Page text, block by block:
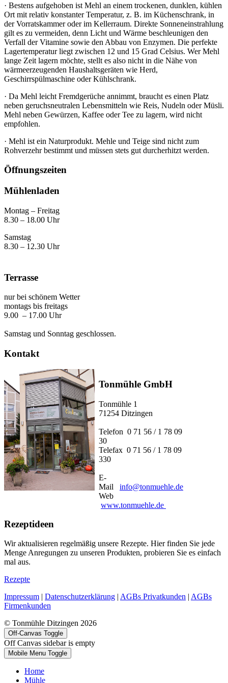
· Bestens aufgehoben ist Mehl an einem trockenen, dunklen, kühlen
Ort mit relativ konstanter Temperatur, z. B. im Küchenschrank, in
der Vorratskammer oder im Kellerraum. Direkte Sonneneinstrahlung
gilt es zu vermeiden, denn Licht und Wärme beschleunigen den
Verfall der Vitamine sowie den Abbau von Enzymen. Die perfekte
Lagertemperatur liegt zwischen 12 und 15 Grad Celsius. Wer Mehl
lange Zeit lagern möchte, stellt es also nicht in die Nähe von
wärmeerzeugenden Haushaltsgeräten wie Herd,
Geschirrspülmaschine oder Kühlschrank.
· Da Mehl leicht Fremdgerüche annimmt, braucht es einen Platz
neben geruchsneutralen Lebensmitteln wie Reis, Nudeln oder Müsli.
Mehl neben Gewürzen, Kaffee oder Tee zu lagern, wird nicht
empfohlen.
· Mehl ist ein Naturprodukt. Mehle und Teige sind nicht zum
Rohverzehr bestimmt und müssen stets gut durcherhitzt werden.
Öffnungszeiten
Mühlenladen
Montag – Freitag
8.30 – 18.00 Uhr
Samstag
8.30 – 12.30 Uhr
Terrasse
nur bei schönem Wetter
montags bis freitags
9.00 – 17.00 Uhr
Samstag und Sonntag geschlossen.
Kontakt
Tonmühle GmbH
Tonmühle 1
71254 Ditzingen
Telefon 0 71 56 / 1 78 09
30
Telefax 0 71 56 / 1 78 09
330
E-
Mail
info@tonmuehle.de
Web
www.tonmuehle.de
Rezeptideen
Wir aktualisieren regelmäßig unsere Rezepte. Hier finden Sie jede
Menge Anregungen zu unseren Produkten, probieren Sie es einfach
mal aus.
Rezepte
Impressum | Datenschutzerklärung | AGBs Privatkunden | AGBs
Firmenkunden
© Tonmühle Ditzingen 2026
Off-Canvas Toggle
Off Canvas sidebar is empty
Mobile Menu Toggle
Home
Mühle